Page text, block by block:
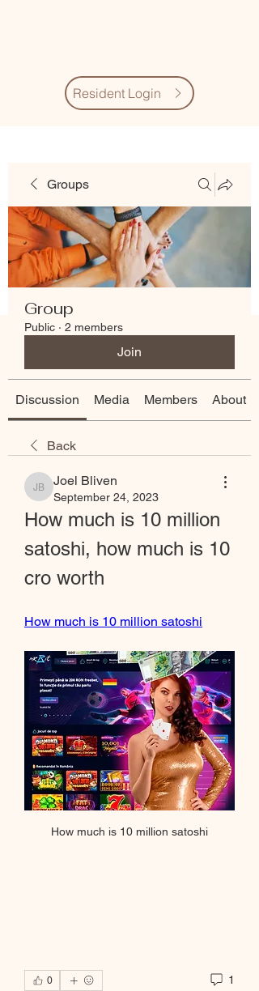
Resident Login
Groups
Group
Public · 2 members
Join
Discussion Media Members About
Back
Joel Bliven
Joel Bliven
September 24, 2023
How much is 10 million
satoshi, how much is 10
cro worth
How much is 10 million satoshi
How much is 10 million satoshi
0 1